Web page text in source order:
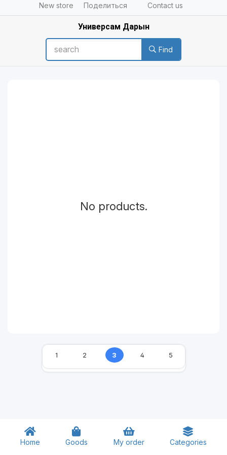
New store Поделиться Contact us
Универсам Дарын
Find
No products.
1 2 3 4 5
Home Goods My order Categories